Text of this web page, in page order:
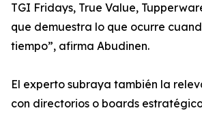
TGI Fridays, True Value,
que demuestra lo que ocurre
tiempo”, afirma Abudinen.
El experto subraya también la
con directorios o boards